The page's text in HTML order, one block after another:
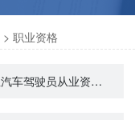
>职业资格
出租汽车驾驶员从业资格注册